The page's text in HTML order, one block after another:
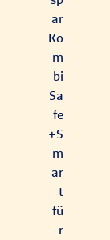
ar
Ko
m
bi
Sa
fe
+S
m
ar
t
fü
r